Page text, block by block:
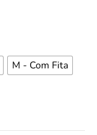
M - Com Fita